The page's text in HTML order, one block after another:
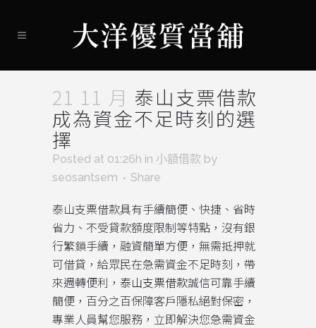
21 11 月 泰山支票借款
成為資金不足時刻的選
擇
Posted at 01:26h in 小額借款 by
seosantsem
Share
泰山支票借款具有手續簡便、快捷、省時
省力、不受貸款額度限制等特點，沒有銀
行繁鎖手續，融資簡單方便，無需抵押就
可借貸，給眾民在急需資金不足時刻，帶
來週轉便利， 泰山支票借款誠信可靠手續
簡便，百分之百保障客戶隱私絕對保密，
專業人員幫您服務，立即解決您急需資金